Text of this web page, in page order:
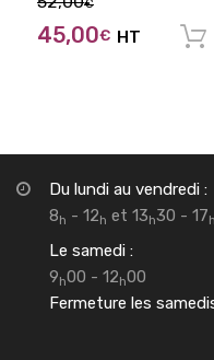
€
45,00€ HT
Du lundi au vendredi :
8h - 12h et 13h30 - 17h
Le samedi :
9h00 - 12h00
Fermeture les